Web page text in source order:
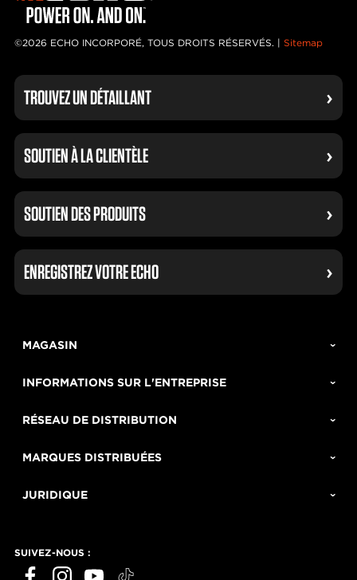
©2026 ECHO INCORPORÉ, TOUS DROITS RÉSERVÉS. | Sitemap
TROUVEZ UN DÉTAILLANT
SOUTIEN À LA CLIENTÈLE
SOUTIEN DES PRODUITS
ENREGISTREZ VOTRE ECHO
MAGASIN
INFORMATIONS SUR L'ENTREPRISE
RÉSEAU DE DISTRIBUTION
MARQUES DISTRIBUÉES
JURIDIQUE
SUIVEZ-NOUS :